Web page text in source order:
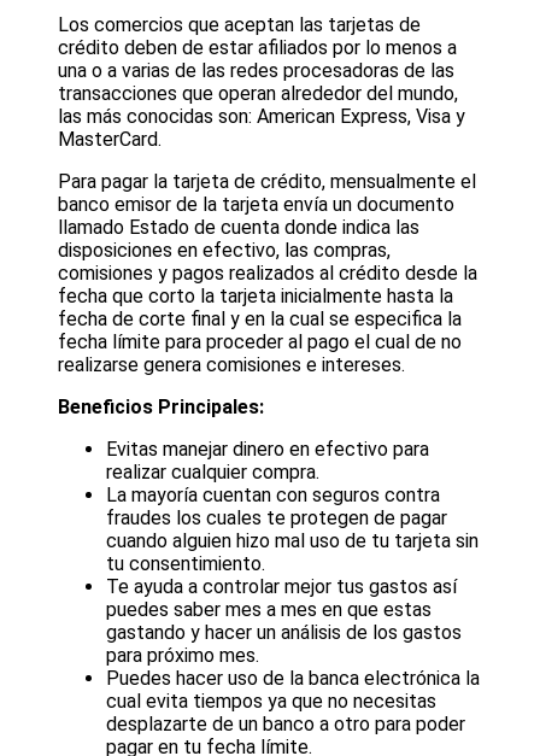
Los comercios que aceptan las tarjetas de
crédito deben de estar afiliados por lo menos a
una o a varias de las redes procesadoras de las
transacciones que operan alrededor del mundo,
las más conocidas son: American Express, Visa y
MasterCard.
Para pagar la tarjeta de crédito, mensualmente el
banco emisor de la tarjeta envía un documento
llamado Estado de cuenta donde indica las
disposiciones en efectivo, las compras,
comisiones y pagos realizados al crédito desde la
fecha que corto la tarjeta inicialmente hasta la
fecha de corte final y en la cual se especifica la
fecha límite para proceder al pago el cual de no
realizarse genera comisiones e intereses.
Beneficios Principales:
Evitas manejar dinero en efectivo para
realizar cualquier compra.
La mayoría cuentan con seguros contra
fraudes los cuales te protegen de pagar
cuando alguien hizo mal uso de tu tarjeta sin
tu consentimiento.
Te ayuda a controlar mejor tus gastos así
puedes saber mes a mes en que estas
gastando y hacer un análisis de los gastos
para próximo mes.
Puedes hacer uso de la banca electrónica la
cual evita tiempos ya que no necesitas
desplazarte de un banco a otro para poder
pagar en tu fecha límite.